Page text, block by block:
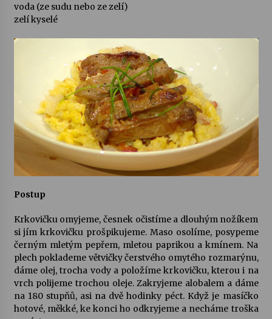
voda (ze sudu nebo ze zelí)
zelí kyselé
Postup
Krkovičku omyjeme, česnek očistíme a dlouhým nožíkem
si jím krkovičku prošpikujeme. Maso osolíme, posypeme
černým mletým pepřem, mletou paprikou a kmínem. Na
plech poklademe větvičky čerstvého omytého rozmarýnu,
dáme olej, trocha vody a položíme krkovičku, kterou i na
vrch polijeme trochou oleje. Zakryjeme alobalem a dáme
na 180 stupňů, asi na dvě hodinky péct. Když je masíčko
hotové, měkké, ke konci ho odkryjeme a necháme troška